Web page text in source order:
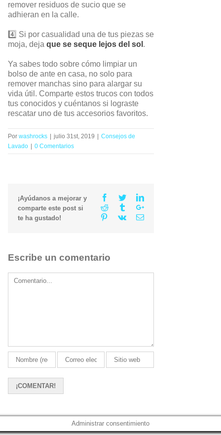
remover residuos de sucio que se
adhieran en la calle.
4️⃣ Si por casualidad una de tus piezas se
moja, deja que se seque lejos del sol .
Ya sabes todo sobre cómo limpiar un
bolso de ante en casa, no solo para
remover manchas sino para alargar su
vida útil. Comparte estos trucos con todos
tus conocidos y cuéntanos si lograste
rescatar uno de tus accesorios favoritos.
Por washrocks julio 31st, 2019
Consejos de
Lavado
0 Comentarios
¡Ayúdanos a mejorar y
comparte este post si
te ha gustado!
Facebook
TwitterLinkedin
Reddit
TumblrGoogle+
Pinterest
Vk Email
Escribe un comentario
Comment
Administrar consentimiento